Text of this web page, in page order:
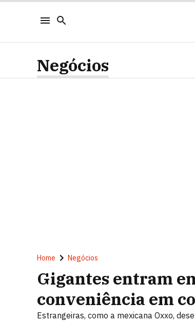
Negócios
Home Negócios
Gigantes entram
conveniência em
Estrangeiras, como a mexicana Oxxo,